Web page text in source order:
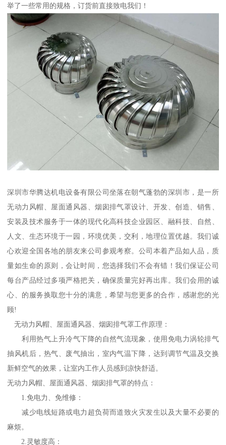
举了一些常用的规格，订货前直接致电我们！
深圳市华腾达机电设备有限公司坐落在朝气蓬勃的深圳市，是一所
无动力风帽、屋面通风器、烟囱排气罩设计、开发、创造、销售、
安装及技术服务于一体的现代化高科技企业园区、融科技、自然、
人文、生态环境于一园，环境优美，交利，地理位置优越。我们诚
心欢迎全国各地的朋友来公司参观考察。公司本着产品如人品，质
量如生命的原则，会让时间，您选择我们不会有错！我们保证公司
每台产品经过多项严格把关，确保质量完好再出库。我们会用的诚
心、的服务换取您十分的满意，希望与您更多的合作，感谢您的光
顾!
无动力风帽、屋面通风器、烟囱排气罩工作原理：
利用热气上升冷气下降的自然气流现象，使用免电力涡轮排气
抽风机后，热气、废气抽出，室内气温下降，达到调节气温及交换
新鲜空气的效果，让室内工作人员感到凉快舒适。
无动力风帽、屋面通风器、烟囱排气罩的特点：
1.免电力、免维修：
减少电线短路或电力超负荷而道致火灾发生以及大量不必要的
麻烦。
2.灵敏度高：